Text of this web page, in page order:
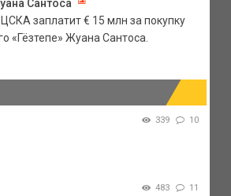
Сантоса
заплатит € 15 млн за покупку
«Гёзтепе» Жуана Сантоса.
339 10
483 11